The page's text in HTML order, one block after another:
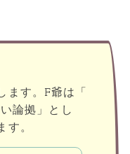
ます。F爺は「
論拠」とし
。